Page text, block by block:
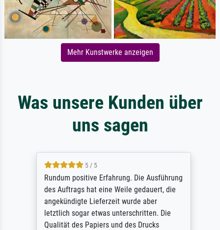
Mehr Kunstwerke anzeigen
Was unsere Kunden über
uns sagen
5 / 5
Rundum positive Erfahrung. Die Ausführung
des Auftrags hat eine Weile gedauert, die
angekündigte Lieferzeit wurde aber
letztlich sogar etwas unterschritten. Die
Qualität des Papiers und des Drucks